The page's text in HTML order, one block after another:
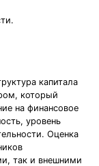
капитала
который
на финансовое
уровень
Оценка
так и внешними